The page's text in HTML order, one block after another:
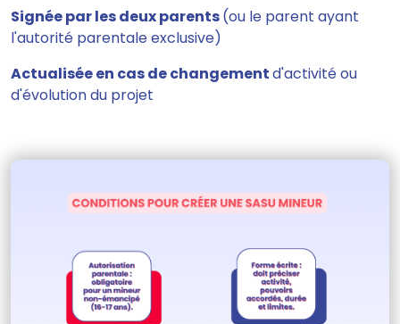
Signée par les deux parents(ou le parent ayant
l'autorité parentale exclusive)
Actualisée en cas de changementd'activité ou
d'évolution du projet